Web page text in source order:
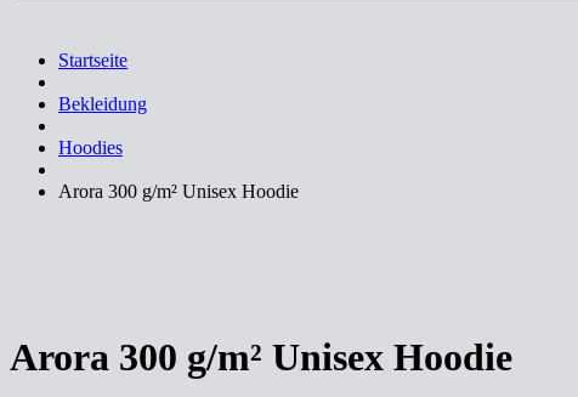
Startseite
Bekleidung
Hoodies
Arora 300 g/m² Unisex Hoodie
Arora 300 g/m² Unisex Hoodie